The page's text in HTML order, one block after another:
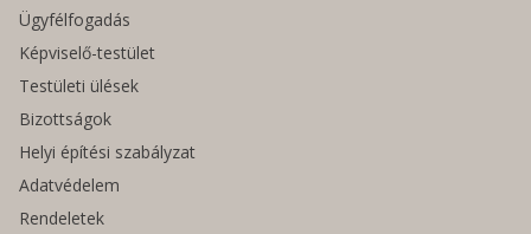
Ügyfélfogadás
Képviselő-testület
Testületi ülések
Bizottságok
Helyi építési szabályzat
Adatvédelem
Rendeletek